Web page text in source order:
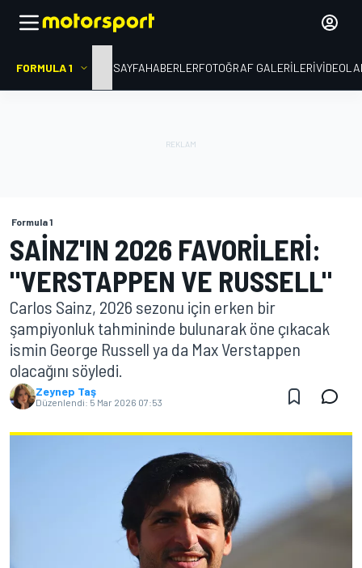
FORMULA 1 ANA SAYFAHABERLERFOTOĞRAF GALERILERI
Formula 1
SAINZ'IN 2026 FAVORILERI:
"VERSTAPPEN VE RUSSELL"
Carlos Sainz, 2026 sezonu için erken bir
şampiyonluk tahmininde bulunarak öne çıkacak
ismin George Russell ya da Max Verstappen
olacağını söyledi.
Zeynep Taş
Düzenlendi: 5 Mar 2026 07:53